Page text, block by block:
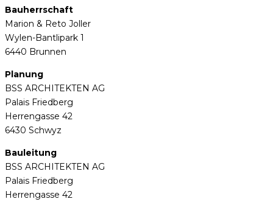
Bauherrschaft
Marion & Reto Joller
Wylen-Bantlipark 1
6440 Brunnen
Planung
BSS ARCHITEKTEN AG
Palais Friedberg
Herrengasse 42
6430 Schwyz
Bauleitung
BSS ARCHITEKTEN AG
Palais Friedberg
Herrengasse 42